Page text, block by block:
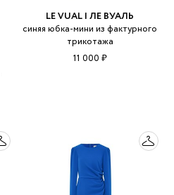
LE VUAL | ЛЕ ВУАЛЬ
синяя юбка-мини из фактурного
трикотажа
11 000 ₽